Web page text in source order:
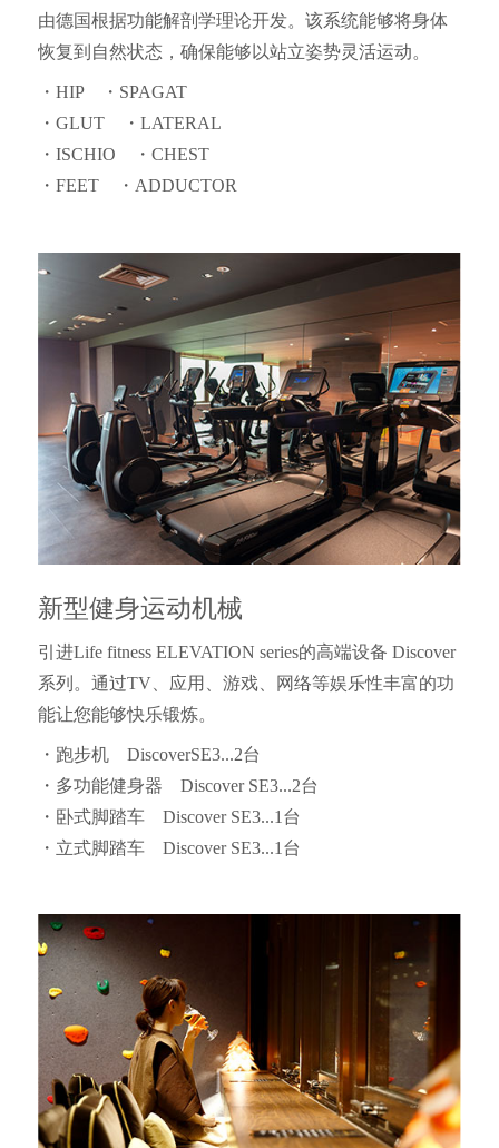
由德国根据功能解剖学理论开发。该系统能够将身体
恢复到自然状态，确保能够以站立姿势灵活运动。
・HIP ・SPAGAT
・GLUT ・LATERAL
・ISCHIO ・CHEST
・FEET ・ADDUCTOR
新型健身运动机械
引进Life fitness ELEVATION series的高端设备 Discover
系列。通过TV、应用、游戏、网络等娱乐性丰富的功
能让您能够快乐锻炼。
・跑步机 DiscoverSE3...2台
・多功能健身器 Discover SE3...2台
・卧式脚踏车 Discover SE3...1台
・立式脚踏车 Discover SE3...1台